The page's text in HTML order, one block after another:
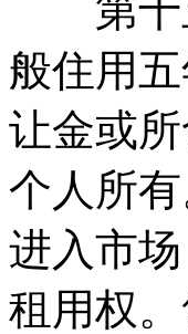
第十五
般住用
让金或
个人所
进入市
租用权